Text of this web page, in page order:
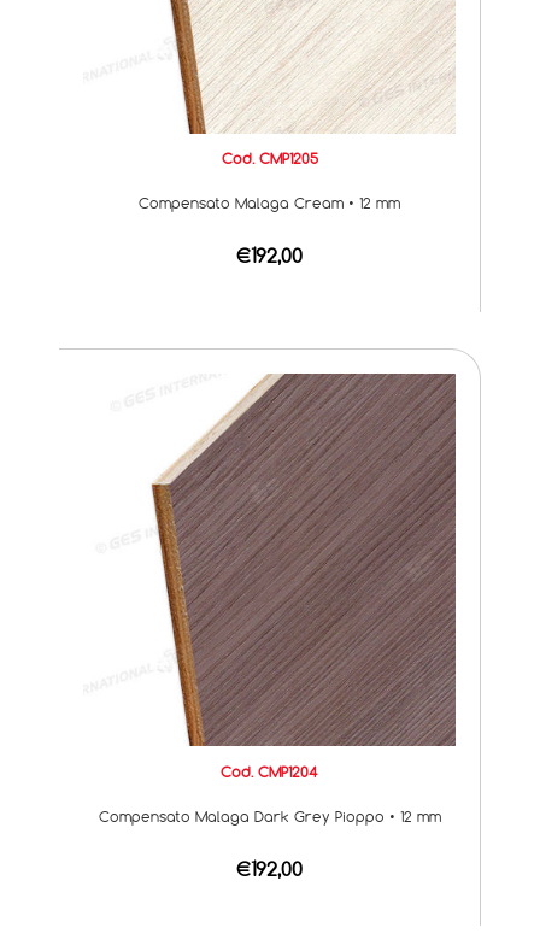
Cod. CMP1205
Compensato Malaga Cream • 12 mm
€192,00
Cod. CMP1204
Compensato Malaga Dark Grey Pioppo • 12 mm
€192,00